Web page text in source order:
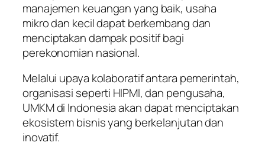
manajemen keuangan yang baik, usaha
mikro dan kecil dapat berkembang dan
menciptakan dampak positif bagi
perekonomian nasional.
Melalui upaya kolaboratif antara pemerintah,
organisasi seperti HIPMI, dan pengusaha,
UMKM di Indonesia akan dapat menciptakan
ekosistem bisnis yang berkelanjutan dan
inovatif.